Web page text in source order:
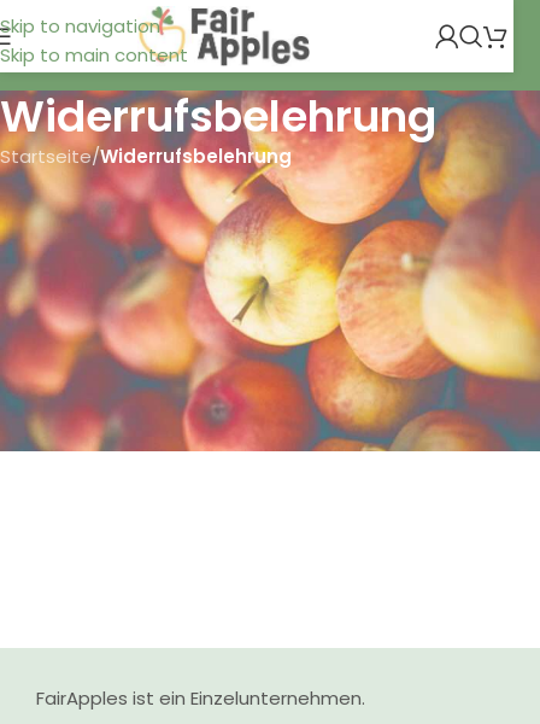
Skip to navigation
Skip to main content
Widerrufsbelehrung
Startseite/Widerrufsbelehrung
FairApples ist ein Einzelunternehmen.